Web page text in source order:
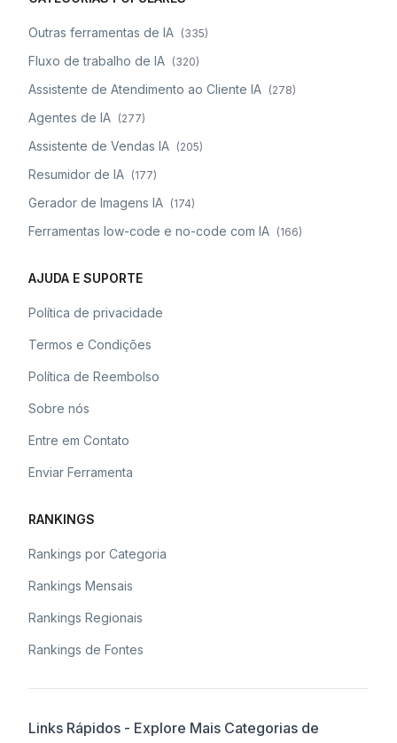
Outras ferramentas de IA (335)
Fluxo de trabalho de IA (320)
Assistente de Atendimento ao Cliente IA (278)
Agentes de IA (277)
Assistente de Vendas IA (205)
Resumidor de IA (177)
Gerador de Imagens IA (174)
Ferramentas low-code e no-code com IA (166)
AJUDA E SUPORTE
Política de privacidade
Termos e Condições
Política de Reembolso
Sobre nós
Entre em Contato
Enviar Ferramenta
RANKINGS
Rankings por Categoria
Rankings Mensais
Rankings Regionais
Rankings de Fontes
Links Rápidos - Explore Mais Categorias de